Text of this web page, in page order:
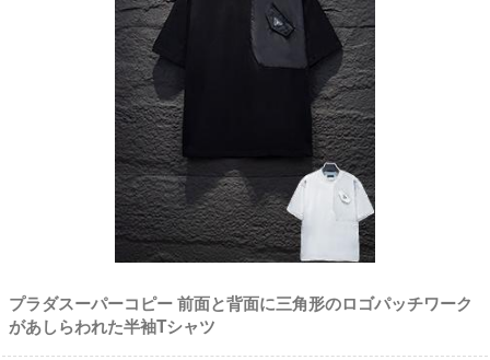
プラダスーパーコピー 前面と背面に三角形のロゴパッチワーク
があしらわれた半袖Tシャツ